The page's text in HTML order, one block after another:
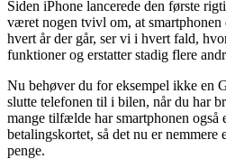
Siden iPhone lancerede den første
været nogen tvivl om, at
hvert år der går, ser vi i hvert fald,
funktioner og erstatter stadig flere
Nu behøver du for eksempel ikke en
slutte telefonen til i bilen, når du har
mange tilfælde har smartphonen også
betalingskortet, så det nu er
penge.